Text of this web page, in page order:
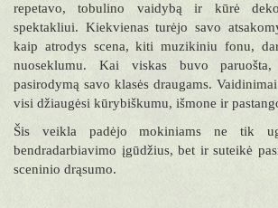
repetavo, tobulino vaidybą ir kūrė
spektakliui. Kiekvienas turėjo savo
kaip atrodys scena, kiti muzikiniu fonu,
nuoseklumu. Kai viskas buvo paruošta,
pasirodymą savo klasės draugams.
visi džiaugėsi kūrybiškumu, išmone ir
Šis veikla padėjo mokiniams ne tik
bendradarbiavimo įgūdžius, bet ir suteikė
sceninio drąsumo.